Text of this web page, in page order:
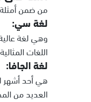
من ضمن
لغة سي:
وهي لغة
اللغات
لغة الجافا:
هي أحد أشهر
العديد من